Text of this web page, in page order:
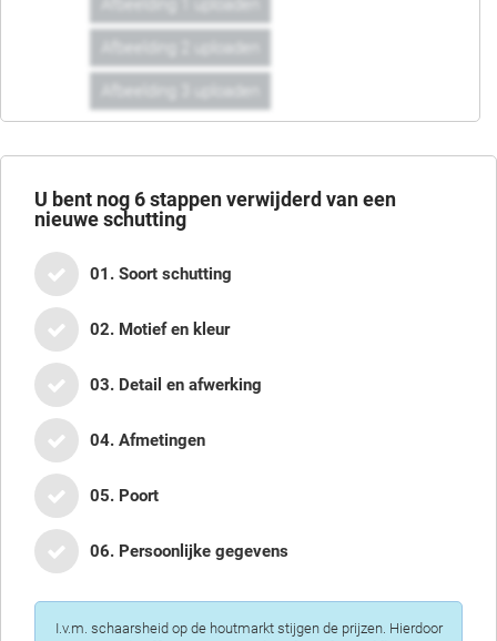
U bent nog6stappen verwijderd van een
nieuwe schutting
01. Soort schutting
02. Motief en kleur
03. Detail en afwerking
04. Afmetingen
05. Poort
06. Persoonlijke gegevens
I.v.m. schaarsheid op de houtmarkt stijgen de prijzen. Hierdoor